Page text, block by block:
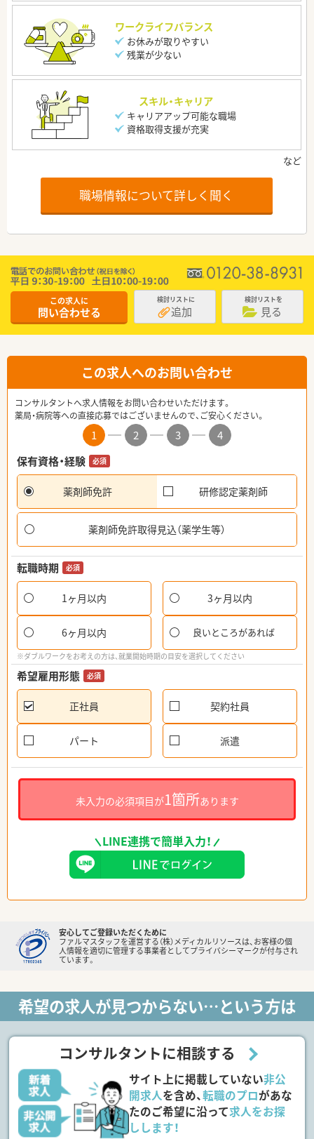
ワークライフバランス
お休みが取りやすい
残業が少ない
スキル・キャリア
キャリアアップ可能な職場
資格取得支援が充実
職場情報について詳しく聞く
この求人に
問い合わせる
検討リストに
追加
検討リストを
見る
この求人へのお問い合わせ
コンサルタントへ求人情報をお問い合わせいただけます。
薬局・病院等への直接応募ではございませんので、ご安心ください。
1 2 3
4
保有資格・経験
必須
薬剤師免許 研修認定薬剤師
薬剤師免許取得見込（薬学生等）
転職時期 必須
1ヶ月以内 3ヶ月以内
6ヶ月以内 良いところがあれば
※ダブルワークをお考えの方は、就業開始時期の目安を選択してください
希望雇用形態 必須
正社員 契約社員
パート 派遣
未入力の必須項目が1箇所あります
LINE連携で簡単入力！
安心してご登録いただくために
ファルマスタッフを運営する（株）メディカルリソースは、お客様の個
人情報を適切に管理する事業者としてプライバシーマークが付与され
ています。
希望の求人が見つからない…という方は
コンサルタントに相談する
サイト上に掲載していない非公
開求人を含め、転職のプロがあな
たのご希望に沿って求人をお探
しします！